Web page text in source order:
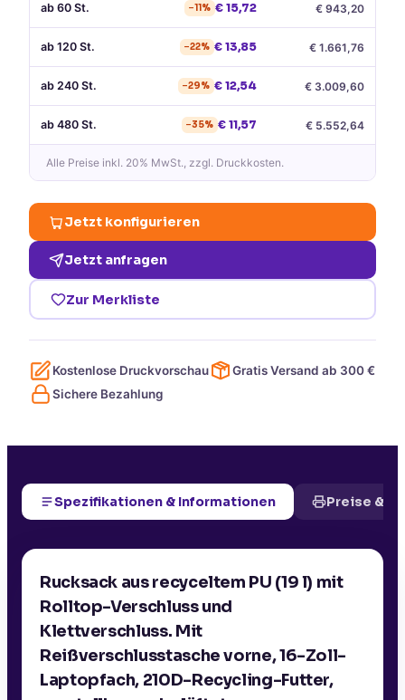
ab 60 St. −11% €15,72 € 943,20
ab 120 St. −22% €13,85 € 1.661,76
ab 240 St. −29% €12,54 € 3.009,60
ab 480 St. −35% €11,57 € 5.552,64
Alle Preise inkl. 20% MwSt., zzgl. Druckkosten.
Jetzt konfigurieren
Jetzt anfragen
Zur Merkliste
Kostenlose Druckvorschau Gratis Versand ab 300€
Sichere Bezahlung
Spezifikationen & Informationen Preise &
Rucksack aus recyceltem PU (19 l) mit
Rolltop-Verschluss und
Klettverschluss. Mit
Reißverschlusstasche vorne, 16-Zoll-
Laptopfach, 210D-Recycling-Futter,